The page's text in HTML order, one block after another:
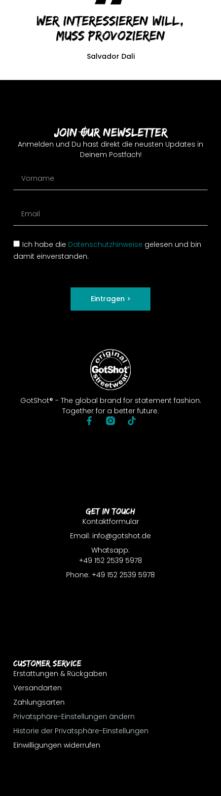
Wer interessieren will,
muss provozieren
Salvador Dali
GotShot® - The global brand for statement fashion.
Together for a better future.
Customer Service
Erstattungen & Rückgaben
Versandarten
Zahlungsarten
Privatsphäre-Einstellungen ändern
Historie der Privatsphäre-Einstellungen
Einwilligungen widerrufen
Get In Touch
Kontaktformular
Email: info@gotshot.de
Whatsapp:
+49 152 2539 5978
Phone: +49 152 2539 5978
Join Our Newsletter
Anmelden und Du hast direkt die neusten Updates in
Deinem Postfach!
Ich habe die Datenschutzhinweise gelesen und bin
damit einverstanden.
Eintragen >